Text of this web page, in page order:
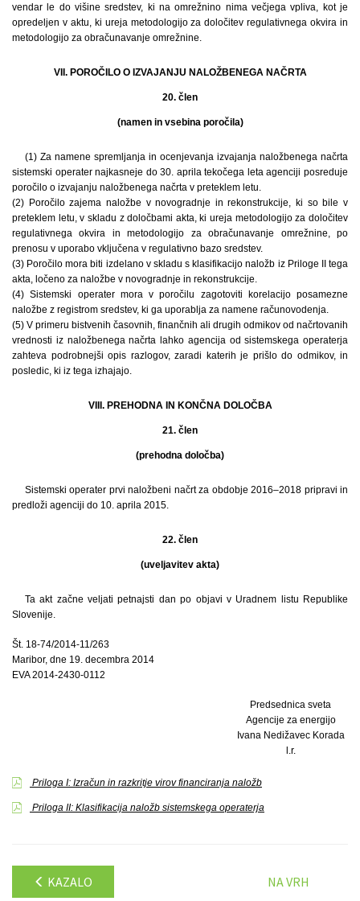
vendar le do višine sredstev, ki na omrežnino nima večjega vpliva, kot je
opredeljen v aktu, ki ureja metodologijo za določitev regulativnega okvira in
metodologijo za obračunavanje omrežnine.
VII. POROČILO O IZVAJANJU NALOŽBENEGA NAČRTA
20. člen
(namen in vsebina poročila)
(1) Za namene spremljanja in ocenjevanja izvajanja naložbenega načrta
sistemski operater najkasneje do 30. aprila tekočega leta agenciji posreduje
poročilo o izvajanju naložbenega načrta v preteklem letu.
(2) Poročilo zajema naložbe v novogradnje in rekonstrukcije, ki so bile v
preteklem letu, v skladu z določbami akta, ki ureja metodologijo za določitev
regulativnega okvira in metodologijo za obračunavanje omrežnine, po
prenosu v uporabo vključena v regulativno bazo sredstev.
(3) Poročilo mora biti izdelano v skladu s klasifikacijo naložb iz Priloge II tega
akta, ločeno za naložbe v novogradnje in rekonstrukcije.
(4) Sistemski operater mora v poročilu zagotoviti korelacijo posamezne
naložbe z registrom sredstev, ki ga uporablja za namene računovodenja.
(5) V primeru bistvenih časovnih, finančnih ali drugih odmikov od načrtovanih
vrednosti iz naložbenega načrta lahko agencija od sistemskega operaterja
zahteva podrobnejši opis razlogov, zaradi katerih je prišlo do odmikov, in
posledic, ki iz tega izhajajo.
VIII. PREHODNA IN KONČNA DOLOČBA
21. člen
(prehodna določba)
Sistemski operater prvi naložbeni načrt za obdobje 2016–2018 pripravi in
predloži agenciji do 10. aprila 2015.
22. člen
(uveljavitev akta)
Ta akt začne veljati petnajsti dan po objavi v Uradnem listu Republike
Slovenije.
Št. 18-74/2014-11/263
Maribor, dne 19. decembra 2014
EVA 2014-2430-0112
Predsednica sveta
Agencije za energijo
Ivana Nedižavec Korada
l.r.
Priloga I: Izračun in razkritje virov financiranja naložb
Priloga II: Klasifikacija naložb sistemskega operaterja
KAZALO NA VRH